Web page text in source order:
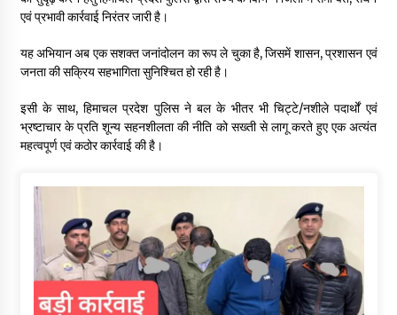
तक आयोजित होगी 27वीं वार्षिक खेलकूद प्रतियोगिता
07/08/2026
30 बैग की सीमा पर भाजपा का हमला, बोली- कांग्रेस सरकार ने सेब उत्पादकों
07/08/2026
एवं प्रभावी कार्रवाई निरंतर जारी है।
यह अभियान अब एक सशक्त जनांदोलन का रूप ले चुका है, जिसमें शासन, प्रशासन एवं
जनता की सक्रिय सहभागिता सुनिश्चित हो रही है।
इसी के साथ, हिमाचल प्रदेश पुलिस ने बल के भीतर भी चिट्टे/नशीले पदार्थों एवं
भ्रष्टाचार के प्रति शून्य सहनशीलता की नीति को सख्ती से लागू करते हुए एक अत्यंत
महत्वपूर्ण एवं कठोर कार्रवाई की है।